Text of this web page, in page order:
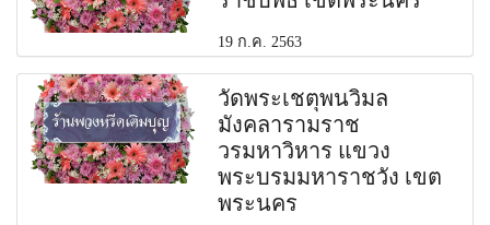
19 ก.ค. 2563
วัดพระเชตุพนวิมล
มังคลารามราช
วรมหาวิหาร แขวง
พระบรมมหาราชวัง เขต
พระนคร